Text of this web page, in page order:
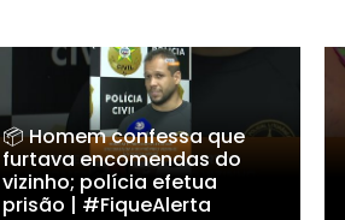
📦 Homem confessa que
furtava encomendas do
vizinho; polícia efetua
prisão | #FiqueAlerta